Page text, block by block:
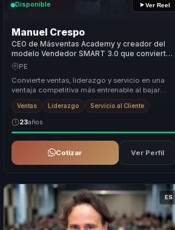
Disponible Ver Reel
Manuel Crespo
CEO de Másventas Academy y creador del
modelo Vendedor SMART 3.0 que convierte
ventas consultivas, liderazgo comercial y
empresas B2B y organizaciones en
transformación.
PE
Convierte ventas, liderazgo y servicio en una
ventaja competitiva más entrenable al bajar
estrategia comercial, hábitos de ejecución y
te...Ventas Liderazgo Servicio al Cliente
23años
Cotizar Ver Perfil
ES